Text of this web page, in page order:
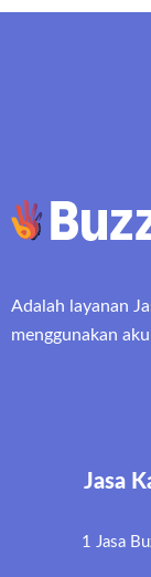
Adalah layanan
menggunakan
Jasa
1 Jasa